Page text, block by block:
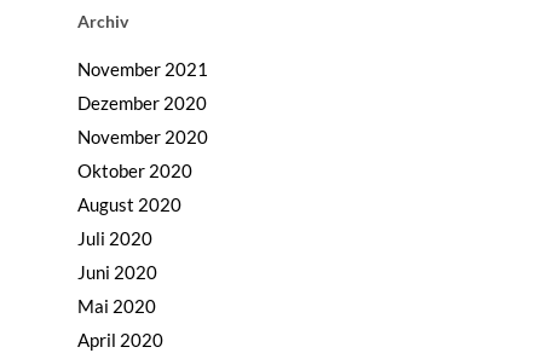
Archiv
November 2021
Dezember 2020
November 2020
Oktober 2020
August 2020
Juli 2020
Juni 2020
Mai 2020
April 2020